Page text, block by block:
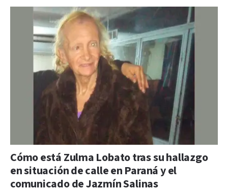
Cómo está Zulma Lobato tras su hallazgo
en situación de calle en Paraná y el
comunicado de Jazmín Salinas